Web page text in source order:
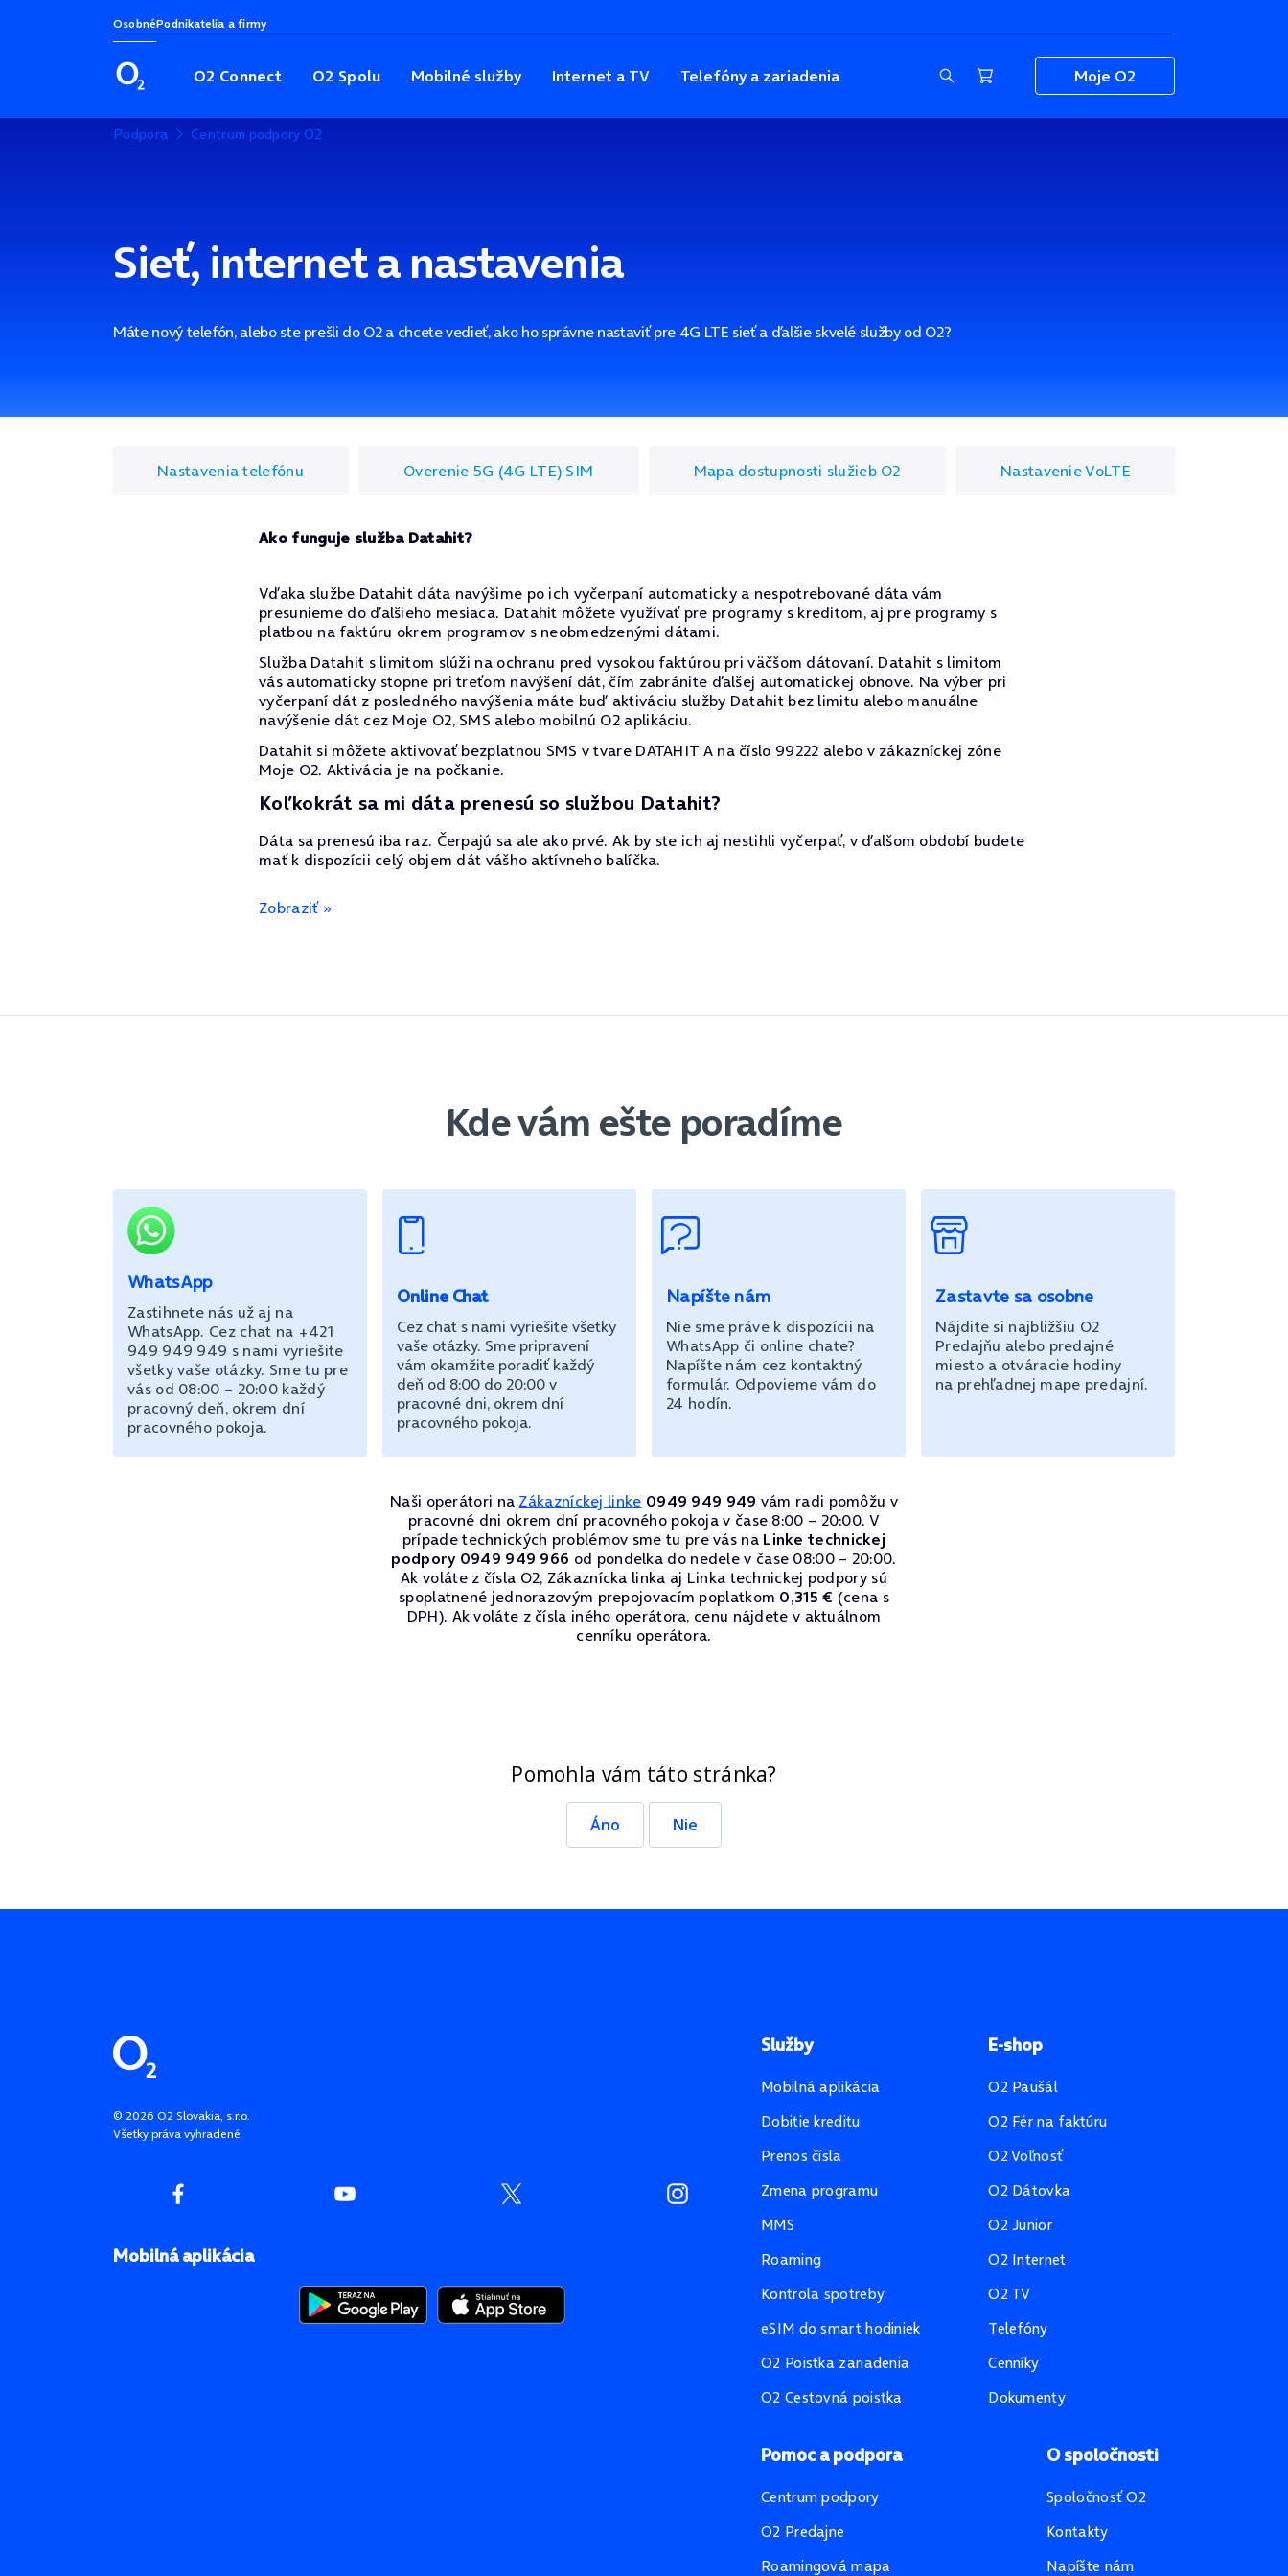
OsobnéPodnikatelia a firmy
O2 Connect O2 Spolu Mobilné služby Internet a TV Telefóny a zariadenia Moje O2
Podpora Centrum podpory O2
Sieť, internet a nastavenia
Máte nový telefón, alebo ste prešli do O2 a chcete vedieť, ako ho správne nastaviť pre 4G LTE sieť a ďalšie skvelé služby od O2?
Nastavenia telefónu Overenie 5G (4G LTE) SIM Mapa dostupnosti služieb O2 Nastavenie VoLTE
Ako funguje služba Datahit?
Vďaka službe Datahit dáta navýšime po ich vyčerpaní automaticky a nespotrebované dáta vám
presunieme do ďalšieho mesiaca. Datahit môžete využívať pre programy s kreditom, aj pre programy s
platbou na faktúru okrem programov s neobmedzenými dátami.
Služba Datahit s limitom slúži na ochranu pred vysokou faktúrou pri väčšom dátovaní. Datahit s limitom
vás automaticky stopne pri treťom navýšení dát, čím zabránite ďalšej automatickej obnove. Na výber pri
vyčerpaní dát z posledného navýšenia máte buď aktiváciu služby Datahit bez limitu alebo manuálne
navýšenie dát cez Moje O2, SMS alebo mobilnú O2 aplikáciu.
Datahit si môžete aktivovať bezplatnou SMS v tvare DATAHIT A na číslo 99222 alebo v zákazníckej zóne
Moje O2. Aktivácia je na počkanie.
Koľkokrát sa mi dáta prenesú so službou Datahit?
Dáta sa prenesú iba raz. Čerpajú sa ale ako prvé. Ak by ste ich aj nestihli vyčerpať, v ďalšom období budete
mať k dispozícii celý objem dát vášho aktívneho balíčka.
Zobraziť »
Kde vám ešte poradíme
WhatsApp
Zastihnete nás už aj na
WhatsApp. Cez chat na +421
949 949 949 s nami vyriešite
všetky vaše otázky. Sme tu pre
vás od 08:00 – 20:00 každý
pracovný deň, okrem dní
pracovného pokoja.
Online Chat
Cez chat s nami vyriešite všetky
vaše otázky. Sme pripravení
vám okamžite poradiť každý
deň od 8:00 do 20:00 v
pracovné dni, okrem dní
pracovného pokoja.
Napíšte nám
Nie sme práve k dispozícii na
WhatsApp či online chate?
Napíšte nám cez kontaktný
formulár. Odpovieme vám do
24 hodín.
Zastavte sa osobne
Nájdite si najbližšiu O2
Predajňu alebo predajné
miesto a otváracie hodiny
na prehľadnej mape predajní.
Naši operátori na Zákazníckej linke 0949 949 949 vám radi pomôžu v
pracovné dni okrem dní pracovného pokoja v čase 8:00 – 20:00. V
prípade technických problémov sme tu pre vás na Linke technickej
podpory 0949 949 966 od pondelka do nedele v čase 08:00 – 20:00.
Ak voláte z čísla O2, Zákaznícka linka aj Linka technickej podpory sú
spoplatnené jednorazovým prepojovacím poplatkom 0,315 € (cena s
DPH). Ak voláte z čísla iného operátora, cenu nájdete v aktuálnom
cenníku operátora.
Pomohla vám táto stránka?
Áno Nie
Pätička stránky
© 2026 O2 Slovakia, s.r.o.
Všetky práva vyhradené
Mobilná aplikácia
Služby
Mobilná aplikácia
Dobitie kreditu
Prenos čísla
Zmena programu
MMS
Roaming
Kontrola spotreby
eSIM do smart hodiniek
O2 Poistka zariadenia
O2 Cestovná poistka
E-shop
O2 Paušál
O2 Fér na faktúru
O2 Voľnosť
O2 Dátovka
O2 Junior
O2 Internet
O2 TV
Telefóny
Cenníky
Dokumenty
Pomoc a podpora
Centrum podpory
O2 Predajne
Roamingová mapa
O spoločnosti
Spoločnosť O2
Kontakty
Napíšte nám